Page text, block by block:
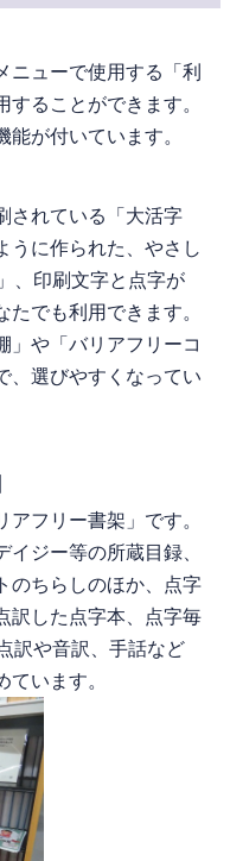
ューで使用する「利
ることができます。
が付いています。
されている「大活字
うに作られた、やさし
、印刷文字と点字が
でも利用できます。
」や「バリアフリーコ
、選びやすくなってい
フリー書架」です。
ジー等の所蔵目録、
のちらしのほか、点字
訳した点字本、点字毎
訳や音訳、手話など
います。